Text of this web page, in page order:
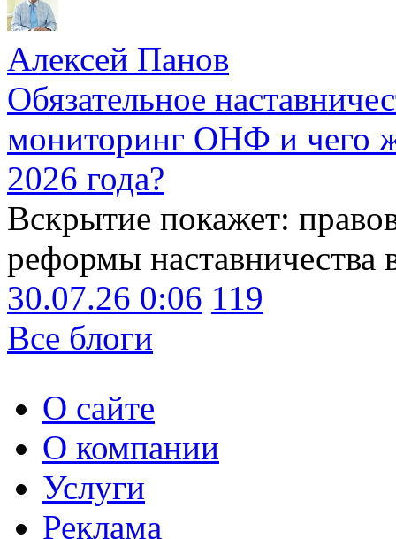
Алексей Панов
Обязательное
мониторинг ОНФ и чего
2026 года?
Вскрытие покажет:
реформы наставничества
30.07.26 0:06 119
Все блоги
О сайте
О компании
Услуги
Реклама